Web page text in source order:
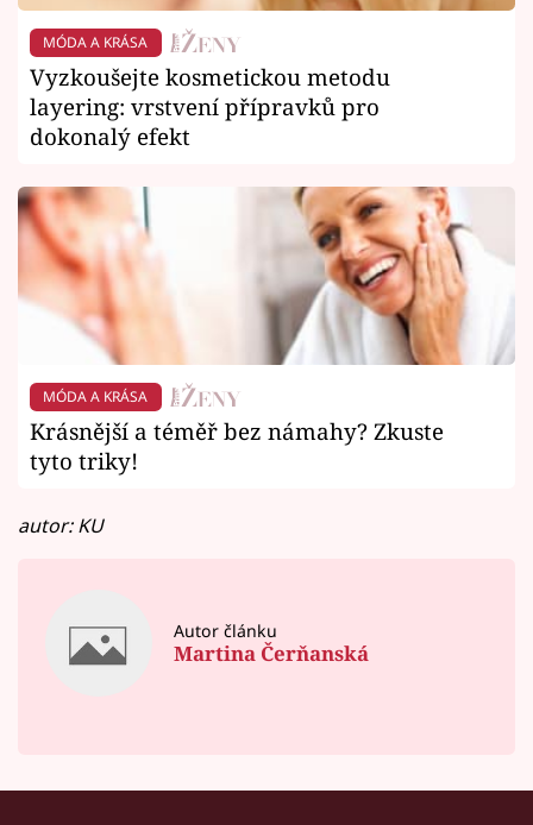
MÓDA A KRÁSA
Vyzkoušejte kosmetickou metodu
layering: vrstvení přípravků pro
dokonalý efekt
MÓDA A KRÁSA
Krásnější a téměř bez námahy? Zkuste
tyto triky!
autor: KU
Autor článku
Martina Čerňanská